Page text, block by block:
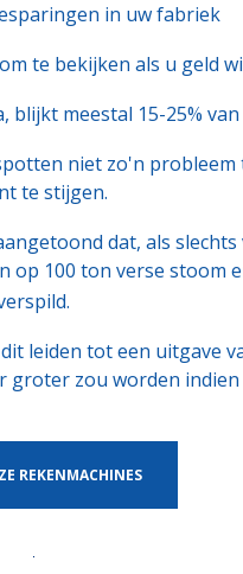
in uw fabriek
te bekijken als u geld
meestal 15-25%
niet zo'n
te stijgen.
dat, als
100 ton verse stoom
leiden tot een uitgave
zou worden
REKENMACHINES